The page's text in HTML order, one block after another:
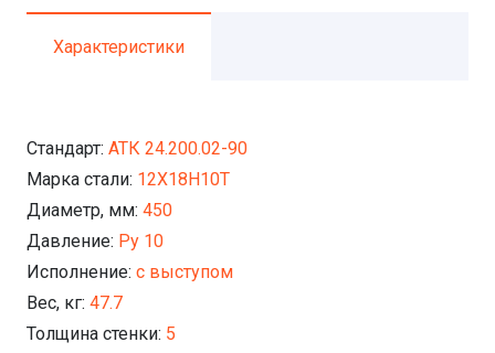
Характеристики
Стандарт: АТК 24.200.02-90
Марка стали: 12Х18Н10Т
Диаметр, мм: 450
Давление: Ру 10
Исполнение: с выступом
Вес, кг: 47.7
Толщина стенки: 5